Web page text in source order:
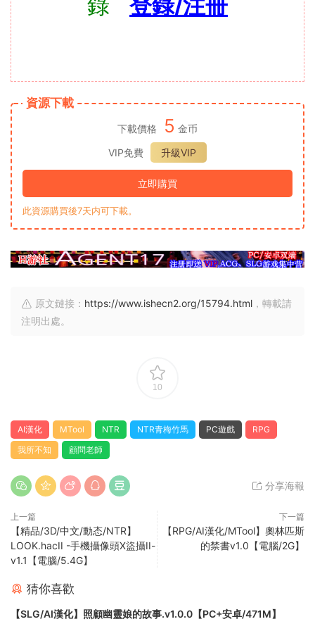
資源下載
下載價格 5 金币
VIP免費
升級VIP
立即購買
此資源購買後7天内可下載。
原文鏈接： https://www.ishecn2.org/15794.html ，轉載請
注明出處。
10
AI漢化 MTool NTR NTR青梅竹馬 PC遊戲
RPG
我所不知
顧問老師
分享海報
上一篇
【精品/3D/中文/動态/NTR】
LOOK.hacII -手機攝像頭X盜攝II-
v1.1【電腦/5.4G】
下一篇
【RPG/AI漢化/MTool】奧林匹斯
的禁書v1.0【電腦/2G】
猜你喜歡
【SLG/AI漢化】照顧幽靈娘的故事.v1.0.0【PC+安卓/471M】